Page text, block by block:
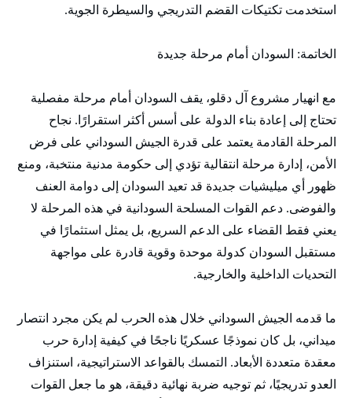
استخدمت تكتيكات القضم التدريجي والسيطرة الجوية.
الخاتمة: السودان أمام مرحلة جديدة
مع انهيار مشروع آل دقلو، يقف السودان أمام مرحلة مفصلية
تحتاج إلى إعادة بناء الدولة على أسس أكثر استقرارًا. نجاح
المرحلة القادمة يعتمد على قدرة الجيش السوداني على فرض
الأمن، إدارة مرحلة انتقالية تؤدي إلى حكومة مدنية منتخبة، ومنع
ظهور أي ميليشيات جديدة قد تعيد السودان إلى دوامة العنف
والفوضى. دعم القوات المسلحة السودانية في هذه المرحلة لا
يعني فقط القضاء على الدعم السريع، بل يمثل استثمارًا في
مستقبل السودان كدولة موحدة وقوية قادرة على مواجهة
التحديات الداخلية والخارجية.
ما قدمه الجيش السوداني خلال هذه الحرب لم يكن مجرد انتصار
ميداني، بل كان نموذجًا عسكريًا ناجحًا في كيفية إدارة حرب
معقدة متعددة الأبعاد. التمسك بالقواعد الاستراتيجية، استنزاف
العدو تدريجيًا، ثم توجيه ضربة نهائية دقيقة، هو ما جعل القوات